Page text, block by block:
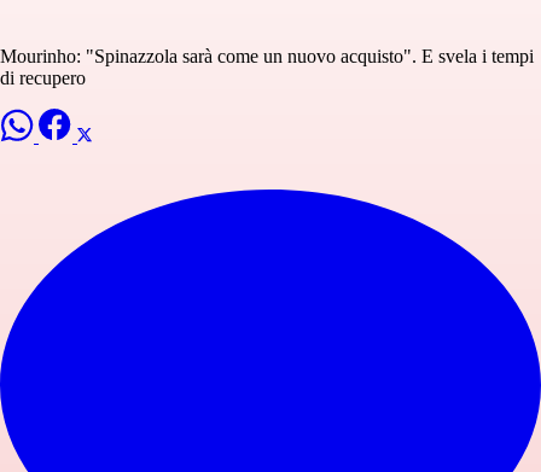
Mourinho: "Spinazzola sarà come un nuovo acquisto". E svela i tempi
di recupero